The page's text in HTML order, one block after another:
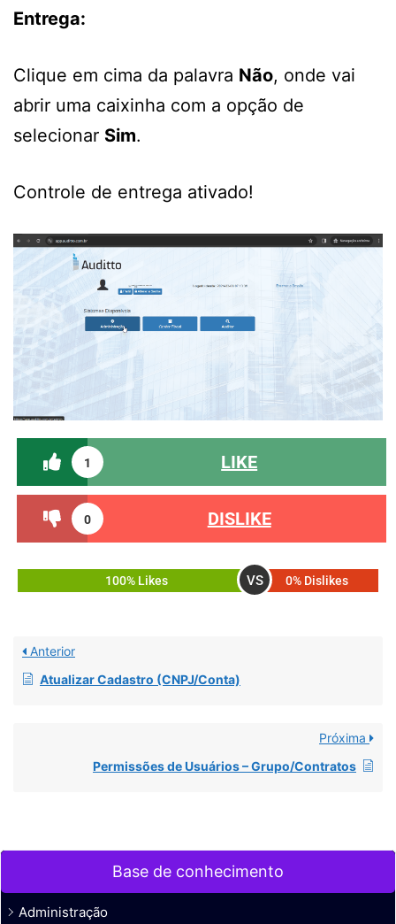
Base de conhecimento
Administração
Entrega:
Clique em cima da palavra Não, onde vai
abrir uma caixinha com a opção de
selecionar Sim.
Controle de entrega ativado!
1 LIKE
0 DISLIKE
100% Likes VS 0% Dislikes
Anterior
Atualizar Cadastro (CNPJ/Conta)
Próxima
Permissões de Usuários – Grupo/Contratos